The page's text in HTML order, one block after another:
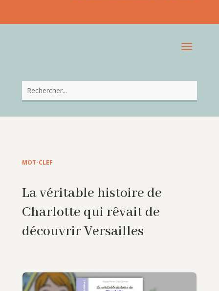
MOT-CLEF
La véritable histoire de
Charlotte qui rêvait de
découvrir Versailles